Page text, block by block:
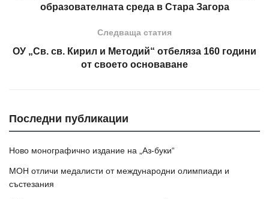
образователната среда в Стара Загора
Следваща статия
ОУ „Св. св. Кирил и Методий“ отбеляза 160 години
от своето основаване
Последни публикации
Ново монографично издание на „Аз-буки“
МОН отличи медалисти от международни олимпиади и
състезания